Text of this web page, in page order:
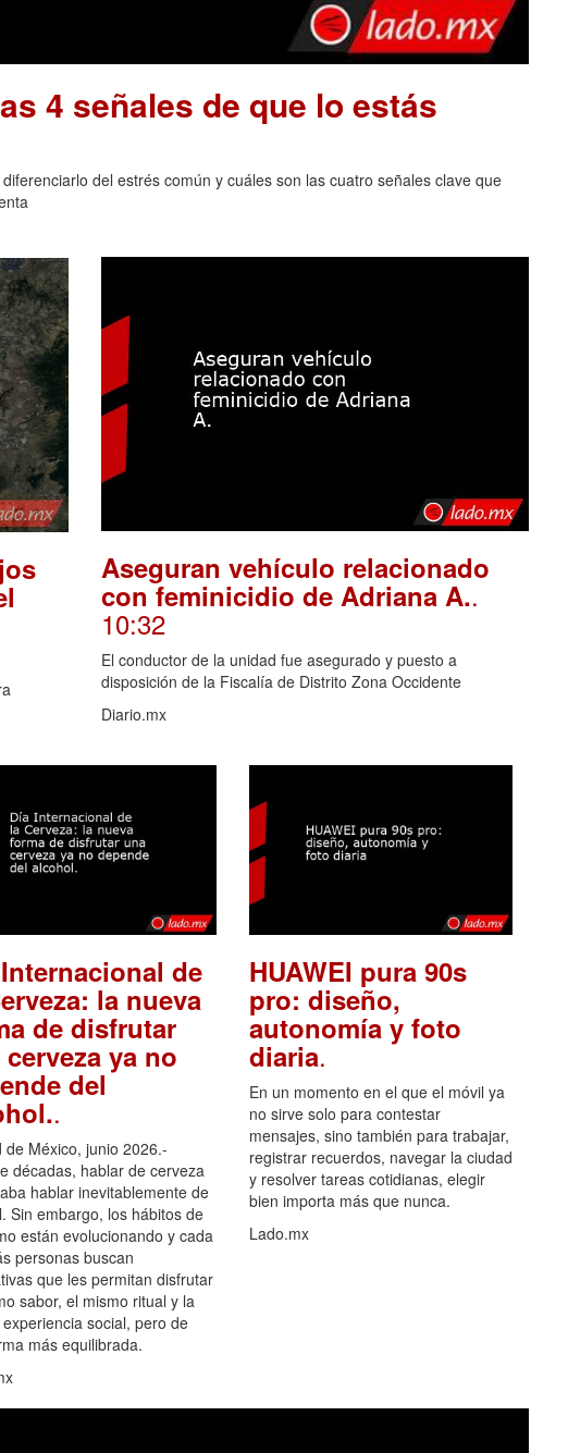
4 señales de que lo estás
del estrés común y cuáles son las cuatro señales clave que
Aseguran vehículo relacionado
con feminicidio de Adriana A..
10:32
El conductor de la unidad fue asegurado y puesto a
disposición de la Fiscalía de Distrito Zona Occidente
Diario.mx
de
la nueva
de disfrutar
ya no
del
.
de México, junio 2026.-
décadas, hablar de cerveza
hablar inevitablemente de
Sin embargo, los hábitos de
están evolucionando y cada
personas buscan
que les permitan disfrutar
sabor, el mismo ritual y la
social, pero de
más equilibrada.
HUAWEI pura 90s
pro: diseño,
autonomía y foto
diaria.
En un momento en el que el móvil ya
no sirve solo para contestar
mensajes, sino también para trabajar,
registrar recuerdos, navegar la ciudad
y resolver tareas cotidianas, elegir
bien importa más que nunca.
Lado.mx